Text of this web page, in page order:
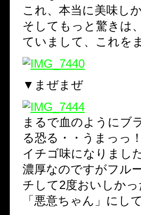
これ、本当に美味し
そしてもっと驚きは
ていまして、これを
▼まぜまぜ
まるで血のようにブ
る恐る・・うまっっ
イチゴ味になりまし
濃厚なのですがフル
チして2度おいしかっ
「悪意ちゃん」にし